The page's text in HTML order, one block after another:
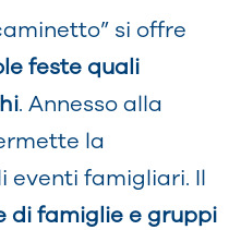
si offre
feste quali
. Annesso alla
la
eventi famigliari. Il
di famiglie e gruppi